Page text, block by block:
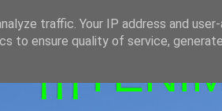
traffic. Your IP address and
to ensure quality of service,